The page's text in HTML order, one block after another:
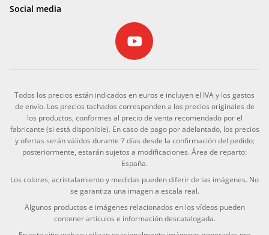
Social media
Todos los precios están indicados en euros e incluyen el IVA y los gastos
de envío. Los precios tachados corresponden a los precios originales de
los productos, conformes al precio de venta recomendado por el
fabricante (si está disponible). En caso de pago por adelantado, los precios
y ofertas serán válidos durante 7 días desde la confirmación del pedido;
posteriormente, estarán sujetos a modificaciones. Área de reparto:
España.
Los colores, acristalamiento y medidas pueden diferir de las imágenes. No
se garantiza una imagen a escala real.
Algunos productos e imágenes relacionados en los vídeos pueden
contener artículos e información descatalogada.